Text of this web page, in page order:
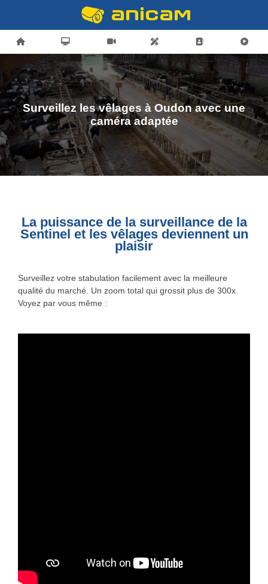
Surveillez les vêlages à Oudon avec une
caméra adaptée
La puissance de la surveillance de la
Sentinel et les vêlages deviennent un
plaisir
Surveillez votre stabulation facilement avec la meilleure
qualité du marché. Un zoom total qui grossit plus de 300x.
Voyez par vous même :